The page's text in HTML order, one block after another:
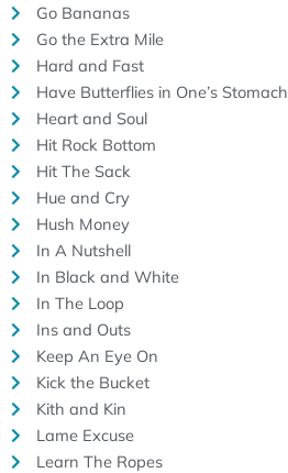
Go Bananas
Go the Extra Mile
Hard and Fast
Have Butterflies in One’s Stomach
Heart and Soul
Hit Rock Bottom
Hit The Sack
Hue and Cry
Hush Money
In A Nutshell
In Black and White
In The Loop
Ins and Outs
Keep An Eye On
Kick the Bucket
Kith and Kin
Lame Excuse
Learn The Ropes